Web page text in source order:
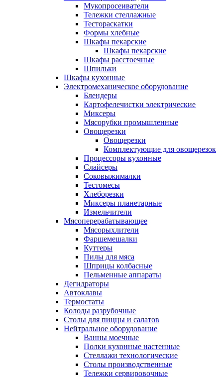
Мукопросеиватели
Тележки стеллажные
Тестораскатки
Формы хлебные
Шкафы пекарские
Шкафы пекарские
Шкафы расстоечные
Шпильки
Шкафы кухонные
Электромеханическое оборудование
Блендеры
Картофелечистки электрические
Миксеры
Мясорубки промышленные
Овощерезки
Овощерезки
Комплектующие для овощерезок
Процессоры кухонные
Слайсеры
Соковыжималки
Тестомесы
Хлеборезки
Миксеры планетарные
Измельчители
Мясоперерабатывающее
Мясорыхлители
Фаршемешалки
Куттеры
Пилы для мяса
Шприцы колбасные
Пельменные аппараты
Дегидраторы
Автоклавы
Термостаты
Колоды разрубочные
Столы для пиццы и салатов
Нейтральное оборудование
Ванны моечные
Полки кухонные настенные
Стеллажи технологические
Столы производственные
Тележки сервировочные